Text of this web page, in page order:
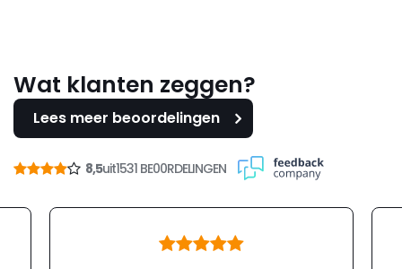
Wat klanten zeggen?
Lees meer beoordelingen
8,5uit1531 BE00RDELINGEN